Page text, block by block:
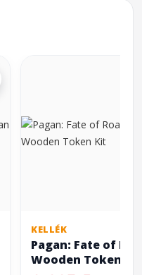
KELLÉK
Pagan: Fate of
Wooden Token Kit